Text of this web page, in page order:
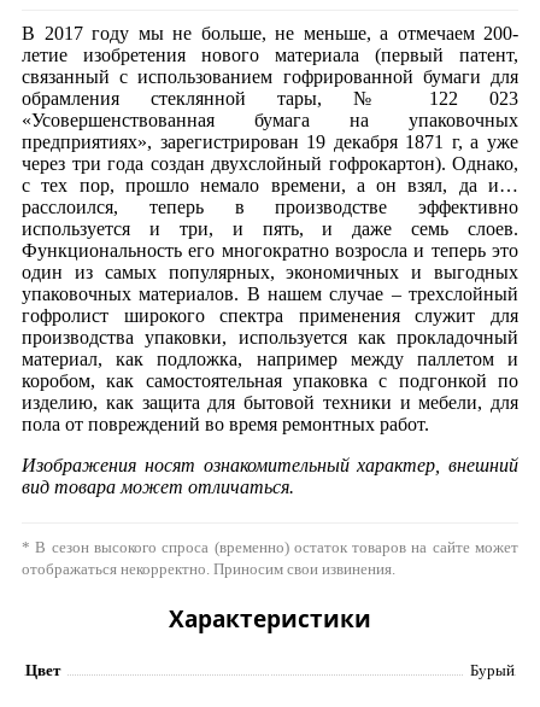
В 2017 году мы не больше, не меньше, а отмечаем 200-
летие изобретения нового материала (первый патент,
связанный с использованием гофрированной бумаги для
обрамления стеклянной тары, № 122 023
«Усовершенствованная бумага на упаковочных
предприятиях», зарегистрирован 19 декабря 1871 г, а уже
через три года создан двухслойный гофрокартон). Однако,
с тех пор, прошло немало времени, а он взял, да и…
расслоился, теперь в производстве эффективно
используется и три, и пять, и даже семь слоев.
Функциональность его многократно возросла и теперь это
один из самых популярных, экономичных и выгодных
упаковочных материалов. В нашем случае – трехслойный
гофролист широкого спектра применения служит для
производства упаковки, используется как прокладочный
материал, как подложка, например между паллетом и
коробом, как самостоятельная упаковка с подгонкой по
изделию, как защита для бытовой техники и мебели, для
пола от повреждений во время ремонтных работ.
Изображения носят ознакомительный характер, внешний
вид товара может отличаться.
* В сезон высокого спроса (временно) остаток товаров на сайте может
отображаться некорректно. Приносим свои извинения.
Характеристики
Цвет Бурый